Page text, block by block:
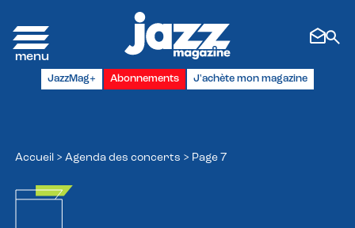
JazzMag+ Abonnements J'achète mon magazine
Accueil > Agenda des concerts > Page 7